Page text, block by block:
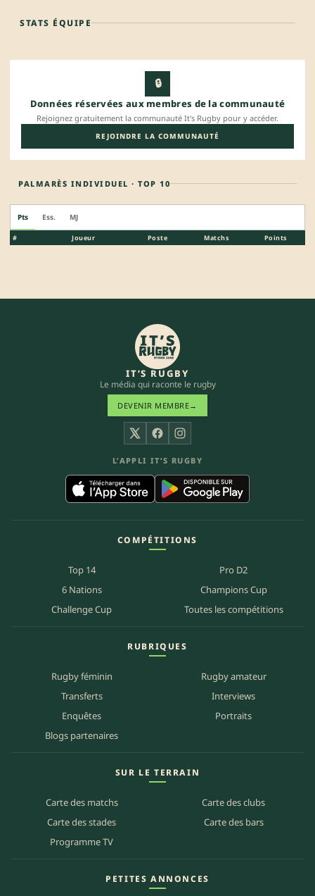
STATS ÉQUIPE
🔒
Données réservées aux membres de la communauté
Rejoignez gratuitement la communauté It's Rugby pour y accéder.
REJOINDRE LA COMMUNAUTÉ
PALMARÈS INDIVIDUEL · TOP 10
Pts Ess. MJ
# Joueur Poste Matchs Points
IT’S RUGBY
Le média qui raconte le rugby
DEVENIR MEMBRE→
X FacebookInstagram
L’APPLI IT’S RUGBY
COMPÉTITIONS
Top 14
Pro D2
6 Nations
Champions Cup
Challenge Cup
Toutes les compétitions
RUBRIQUES
Rugby féminin
Rugby amateur
Transferts
Interviews
Enquêtes
Portraits
Blogs partenaires
SUR LE TERRAIN
Carte des matchs
Carte des clubs
Carte des stades
Carte des bars
Programme TV
PETITES ANNONCES